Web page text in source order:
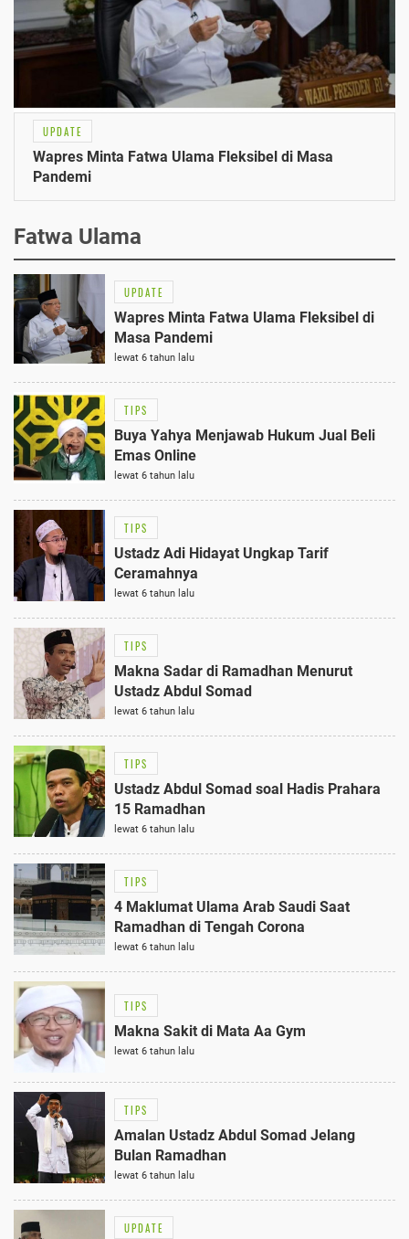
UPDATE
Wapres Minta Fatwa Ulama Fleksibel di Masa
Pandemi
Fatwa Ulama
UPDATE
Wapres Minta Fatwa Ulama Fleksibel di
Masa Pandemi
lewat 6 tahun lalu
TIPS
Buya Yahya Menjawab Hukum Jual Beli
Emas Online
lewat 6 tahun lalu
TIPS
Ustadz Adi Hidayat Ungkap Tarif
Ceramahnya
lewat 6 tahun lalu
TIPS
Makna Sadar di Ramadhan Menurut
Ustadz Abdul Somad
lewat 6 tahun lalu
TIPS
Ustadz Abdul Somad soal Hadis Prahara
15 Ramadhan
lewat 6 tahun lalu
TIPS
4 Maklumat Ulama Arab Saudi Saat
Ramadhan di Tengah Corona
lewat 6 tahun lalu
TIPS
Makna Sakit di Mata Aa Gym
lewat 6 tahun lalu
TIPS
Amalan Ustadz Abdul Somad Jelang
Bulan Ramadhan
lewat 6 tahun lalu
UPDATE